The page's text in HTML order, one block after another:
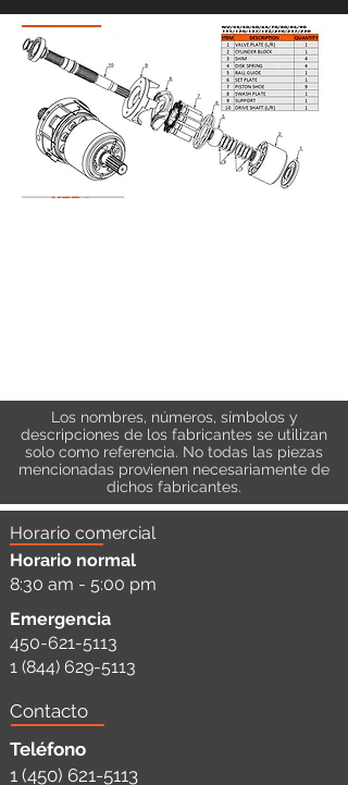
Los nombres, números, símbolos y
descripciones de los fabricantes se utilizan
solo como referencia. No todas las piezas
mencionadas provienen necesariamente de
dichos fabricantes.
Horario comercial
Horario normal
8:30 am - 5:00 pm
Emergencia
450-621-5113
1 (844) 629-5113
Contacto
Teléfono
1 (450) 621-5113